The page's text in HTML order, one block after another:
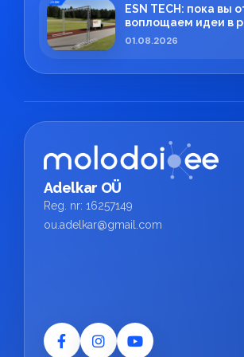
ESN TECH: пока вы
воплощаем идеи в
01.08.2026
Adelkar OÜ
Reg. nr: 16257149
ou.adelkar@gmail.com